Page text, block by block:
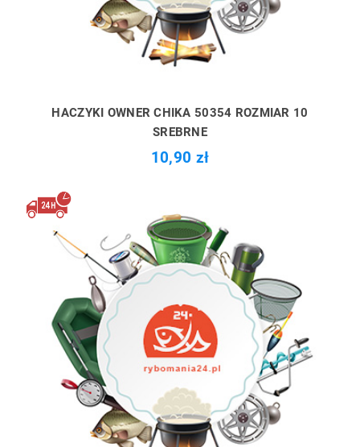
HACZYKI OWNER CHIKA 50354 ROZMIAR 10
SREBRNE
10,90 zł